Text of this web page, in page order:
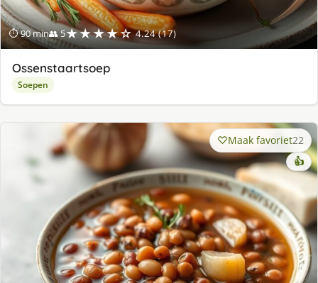
⏱ 90 min👥 5★★★★☆ 4.24 (17)
Ossenstaartsoep
Soepen
Maak favoriet22
👍